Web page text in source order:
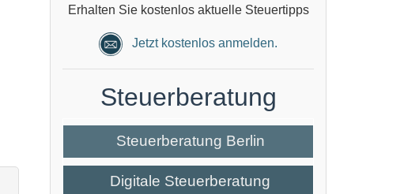
Erhalten Sie kostenlos aktuelle Steuertipps
Jetzt kostenlos anmelden.
Steuerberatung
Steuerberatung Berlin
Digitale Steuerberatung